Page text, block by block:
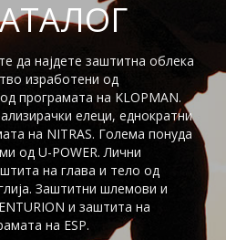
да најдете заштитна облека
изработени од
програмата на KLOPMAN.
елеци, еднократни
на NITRAS. Голема понуда
од U-POWER. Лични
на глaва и тело од
Заштитни шлемови и
и заштита на
на ESP.